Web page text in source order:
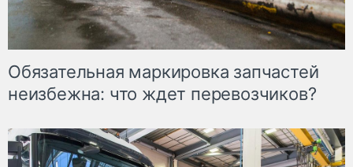
Обязательная маркировка запчастей
неизбежна: что ждет перевозчиков?